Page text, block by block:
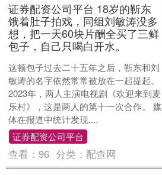
证券配资公司平台 18岁的靳东
饿着肚子拍戏，同组刘敏涛没多
想，把一天60块片酬全买了三鲜
包子，自己只喝白开水。
这顿包子过去二十五年之后，靳东和刘
敏涛的名字依然常常被放在一起提起。
2023年，两人主演电视剧《欢迎来到麦
乐村》，这是两人的第十一次合作。 媒
体在报道中统计发现....
证券配资公司平台
查看：96 分类： 配查网